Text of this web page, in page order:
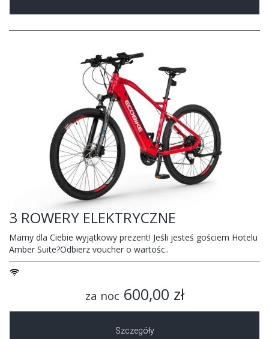
3 ROWERY ELEKTRYCZNE
Mamy dla Ciebie wyjątkowy prezent! Jeśli jesteś gościem Hotelu
Amber Suite?Odbierz voucher o wartośc..
za noc 600,00 zł
Szczegóły